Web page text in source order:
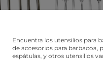
Encuentra los utensilios para
de accesorios para barbacoa,
espátulas, y otros utensilios